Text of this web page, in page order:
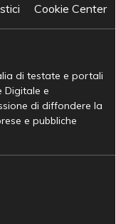
Cookie Center
di testate e portali
Digitale e
di diffondere la
e pubbliche